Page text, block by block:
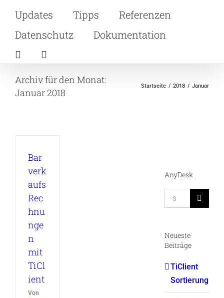
Updates
Tipps
Referenzen
Datenschutz
Dokumentation
Archiv für den Monat:
Januar 2018
Startseite 2018 Januar
Bar
verk
aufs
Rec
hnu
nge
n
mit
TiCl
ient
Von
AnyDesk
Suche
nach:
Neueste
Beiträge
TiClient
Sortierung